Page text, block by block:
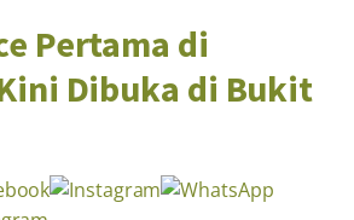
Pertama di
Dibuka di Bukit